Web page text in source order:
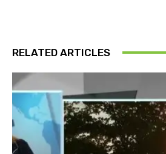
RELATED ARTICLES